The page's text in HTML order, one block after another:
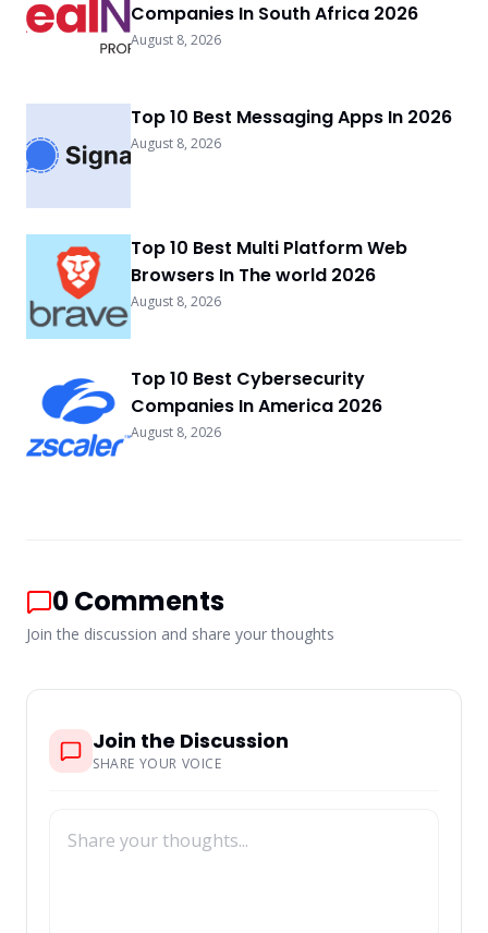
Companies In South Africa 2026
August 8, 2026
Top 10 Best Messaging Apps In 2026
August 8, 2026
Top 10 Best Multi Platform Web
Browsers In The world 2026
August 8, 2026
Top 10 Best Cybersecurity
Companies In America 2026
August 8, 2026
0Comments
Join the discussion and share your thoughts
Join the Discussion
SHARE YOUR VOICE